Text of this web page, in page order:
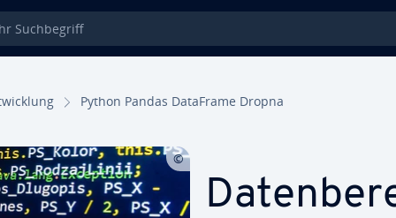
Such­be­griff
Python Pandas DataFrame Dropna